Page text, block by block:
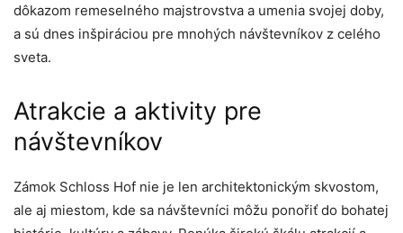
dôkazom remeselného majstrovstva a umenia svojej doby,
a sú dnes inšpiráciou pre mnohých návštevníkov z celého
sveta.
Atrakcie a aktivity pre
návštevníkov
Zámok Schloss Hof nie je len architektonickým skvostom,
ale aj miestom, kde sa návštevníci môžu ponořiť do bohatej